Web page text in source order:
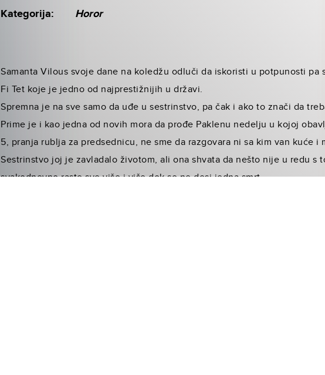
Kategorija: Horor
Samanta Vilous svoje dane na koledžu odluči da iskoristi u potpunosti
Fi Tet koje je jedno od najprestižnijih u državi.
Spremna je na sve samo da uđe u sestrinstvo, pa čak i ako to znači da
Prime je i kao jedna od novih mora da prođe Paklenu nedelju u kojoj
5, pranja rublja za predsednicu, ne sme da razgovara ni sa kim van kuće i
Sestrinstvo joj je zavladalo životom, ali ona shvata da nešto nije u redu s
svakodnevno raste sve više i više dok se ne desi jedna smrt…